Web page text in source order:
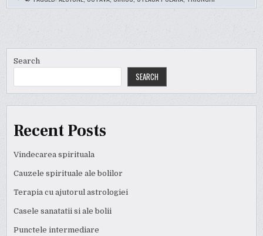
Search
SEARCH
Recent Posts
Vindecarea spirituala
Cauzele spirituale ale bolilor
Terapia cu ajutorul astrologiei
Casele sanatatii si ale bolii
Punctele intermediare